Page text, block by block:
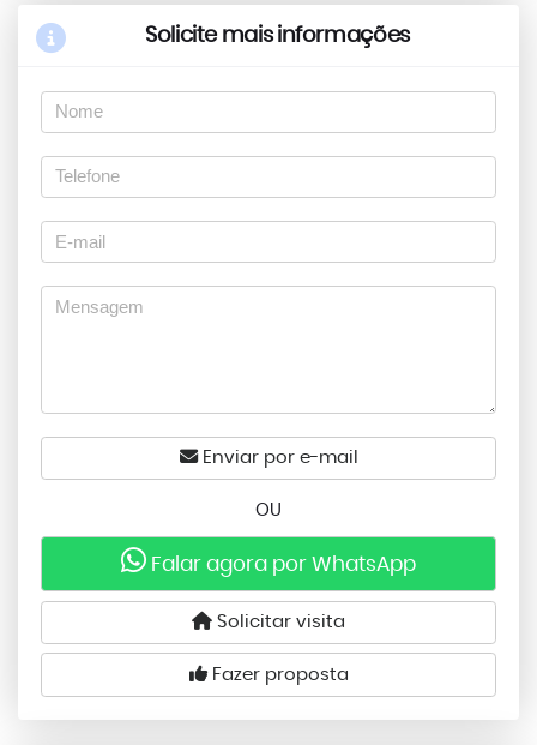
Solicite mais informações
Enviar por e-mail
OU
Falar agora por WhatsApp
Solicitar visita
Fazer proposta